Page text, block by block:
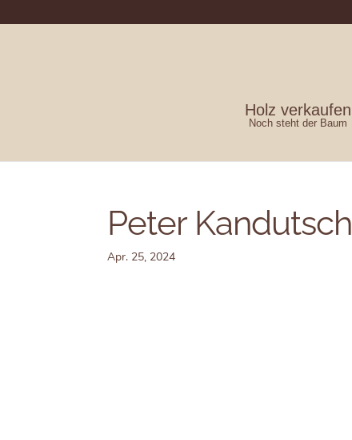
Holz verkaufen
Noch steht der Baum
Peter Kandutsch
Apr. 25, 2024